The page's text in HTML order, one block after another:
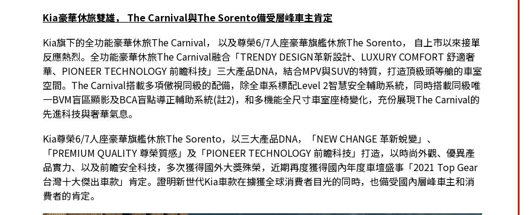
Kia豪華休旅雙雄， The Carnival與The Sorento備受層峰車主肯定
Kia旗下的全功能豪華休旅The Carnival， 以及尊榮6/7人座豪華旗艦休旅The Sorento， 自上市以來接單
反應熱烈。全功能豪華休旅The Carnival融合「TRENDY DESIGN革新設計、LUXURY COMFORT 舒適奢
華、PIONEER TECHNOLOGY 前瞻科技」三大產品DNA，結合MPV與SUV的特質，打造頂級頭等艙的車室
空間。The Carnival搭載多項傲視同級的配備，除全車系標配Level 2智慧安全輔助系統，同時搭載同級唯
一BVM盲區顯影及BCA盲點導正輔助系統(註2)，和多機能全尺寸車室座椅變化，充份展現The Carnival的
先進科技與奢華氣息。
Kia尊榮6/7人座豪華旗艦休旅The Sorento，以三大產品DNA，「NEW CHANGE 革新蛻變」、
「PREMIUM QUALITY 尊榮質感」及「PIONEER TECHNOLOGY 前瞻科技」打造，以時尚外觀、優異產
品實力、以及前瞻安全科技，多次獲得國外大獎殊榮，近期再度獲得國內年度車壇盛事「2021 Top Gear
台灣十大傑出車款」肯定。證明新世代Kia車款在擄獲全球消費者目光的同時，也備受國內層峰車主和消
費者的肯定。